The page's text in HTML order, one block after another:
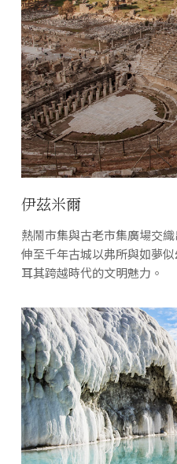
伊茲米爾
熱鬧市集與古老市集廣場交
伸至千年古城以弗所與如夢
耳其跨越時代的文明魅力。